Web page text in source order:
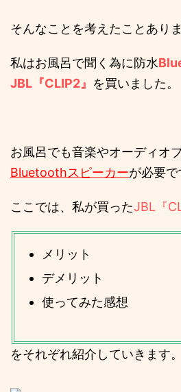
そんなことを考えたことあり
私はお風呂で聞く為に防水
JBL『CLIP2』 を買いました。
お風呂でも音楽やオーディオ
Bluetoothスピーカーが必要で
ここでは、私が買ったJBL『
メリット
デメリット
使ってみた感想
をそれぞれ紹介していきます。